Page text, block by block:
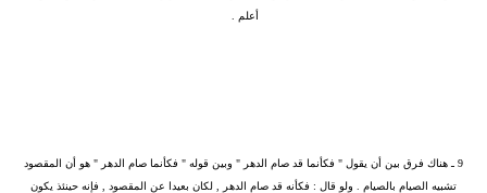
أعلم . ‏
هناك فرق بين أن يقول " فكأنما قد صام الدهر " وبين قوله " فكأنما صام الدهر " هو أن المقصود
تشبيه الصيام بالصيام . ولو قال : فكأنه قد صام الدهر , لكان بعيدا عن المقصود , فإنه حينئذ يكون